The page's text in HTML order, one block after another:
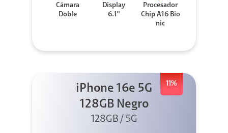
Cámara
Doble
Display
6.1"
Procesador
Chip A16 Bio
nic
11%
iPhone 16e 5G
128GB Negro
128GB / 5G